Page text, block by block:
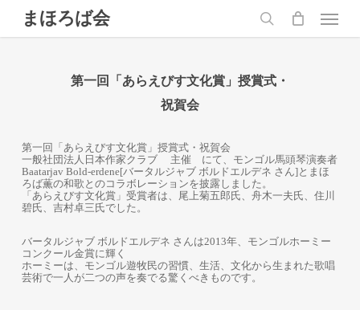
まほろば会
search
Menu
第一回「あらえびす文化賞」授賞式・
祝賀会
第一回「あらえびす文化賞」授賞式・祝賀会
一般社団法人日本作家クラブ 主催 にて、モンゴル馬頭琴演奏者
Baatarjav Bold-erdene[バータルジャブ ボルドエルデネ さん]とまほ
ろば薫の和歌とのコラボレーションを披露しました。
「あらえびす文化賞」受賞者は、尾上菊五郎氏、舟木一夫氏、住川
碧氏、吉村卓三氏でした。
バータルジャブ ボルドエルデネ さんは2013年、モンゴルホーミー
コンクール金賞に輝く
ホーミーは、モンゴル遊牧民の習慣、生活、文化から生まれた歌唱
芸術で一人が二つの声­を奏でる驚くべきものです。